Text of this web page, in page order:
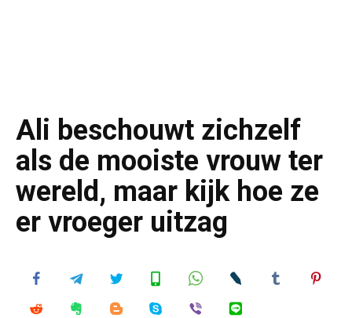
Ali beschouwt zichzelf
als de mooiste vrouw ter
wereld, maar kijk hoe ze
er vroeger uitzag